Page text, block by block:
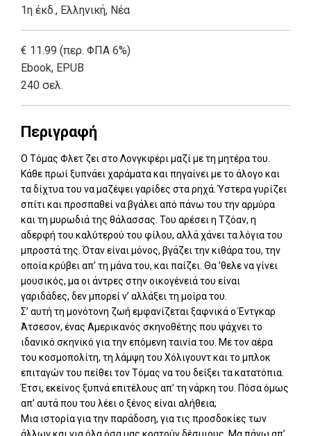
1η έκδ., Ελληνική, Νέα
€ 11.99 (περ. ΦΠΑ 6%)
Ebook, EPUB
240 σελ.
Περιγραφή
Ο Τόμας Φλετ ζει στο Λονγκφέρι μαζί με τη μητέρα του.
Κάθε πρωί ξυπνάει χαράματα και πηγαίνει με το άλογο και
τα δίχτυα του να μαζέψει γαρίδες στα ρηχά. Ύστερα γυρίζει
σπίτι και προσπαθεί να βγάλει από πάνω του την αρμύρα
και τη μυρωδιά της θάλασσας. Του αρέσει η Τζόαν, η
αδερφή του καλύτερού του φίλου, αλλά χάνει τα λόγια του
μπροστά της. Όταν είναι μόνος, βγάζει την κιθάρα του, την
οποία κρύβει απ’ τη μάνα του, και παίζει. Θα ’θελε να γίνει
μουσικός, μα οι άντρες στην οικογένειά του είναι
γαριδάδες, δεν μπορεί ν’ αλλάξει τη μοίρα του.
Σ’ αυτή τη μονότονη ζωή εμφανίζεται ξαφνικά ο Έντγκαρ
Άτσεσον, ένας Αμερικανός σκηνοθέτης που ψάχνει το
ιδανικό σκηνικό για την επόμενη ταινία του. Με τον αέρα
του κοσμοπολίτη, τη λάμψη του Χόλιγουντ και το μπλοκ
επιταγών του πείθει τον Τόμας να του δείξει τα κατατόπια.
Έτσι, εκείνος ξυπνά επιτέλους απ’ τη νάρκη του. Πόσα όμως
απ’ αυτά που του λέει ο ξένος είναι αλήθεια;
Μια ιστορία για την παράδοση, για τις προσδοκίες των